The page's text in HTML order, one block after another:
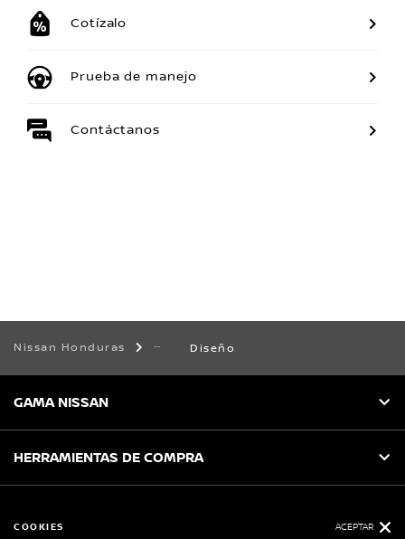
COOKIES ACEPTAR
Cotízalo
Prueba de manejo
Contáctanos
Nissan Honduras Diseño
GAMA NISSAN
HERRAMIENTAS DE COMPRA